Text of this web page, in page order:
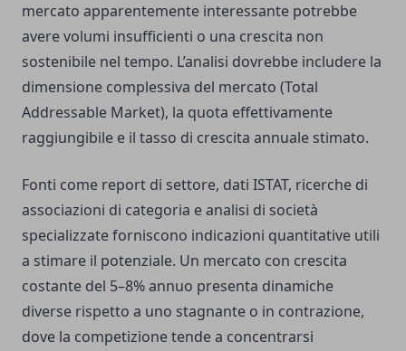
mercato apparentemente interessante potrebbe
avere volumi insufficienti o una crescita non
sostenibile nel tempo. L’analisi dovrebbe includere la
dimensione complessiva del mercato (Total
Addressable Market), la quota effettivamente
raggiungibile e il tasso di crescita annuale stimato.
Fonti come report di settore, dati ISTAT, ricerche di
associazioni di categoria e analisi di società
specializzate forniscono indicazioni quantitative utili
a stimare il potenziale. Un mercato con crescita
costante del 5–8% annuo presenta dinamiche
diverse rispetto a uno stagnante o in contrazione,
dove la competizione tende a concentrarsi